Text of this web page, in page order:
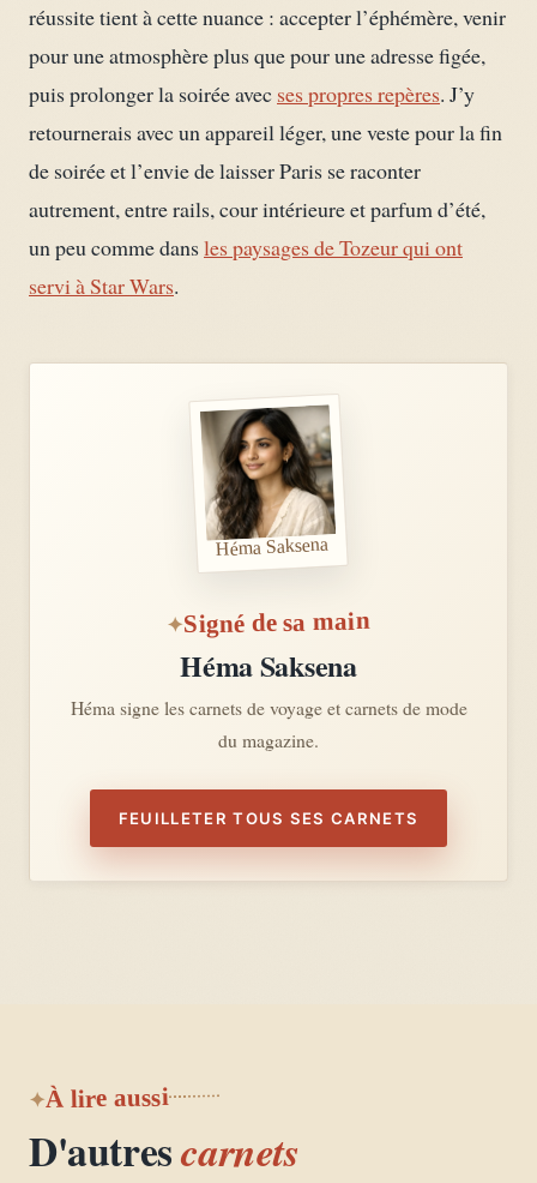
réussite tient à cette nuance : accepter l’éphémère, venir
pour une atmosphère plus que pour une adresse figée,
puis prolonger la soirée avec ses propres repères. J’y
retournerais avec un appareil léger, une veste pour la fin
de soirée et l’envie de laisser Paris se raconter
autrement, entre rails, cour intérieure et parfum d’été,
un peu comme dansles paysages de Tozeur qui ont
servi à Star Wars.
Héma Saksena
Signé de sa main
Héma Saksena
Héma signe les carnets de voyage et carnets de mode
du magazine.
FEUILLETER TOUS SES CARNETS
À lire aussi
D'autrescarnets